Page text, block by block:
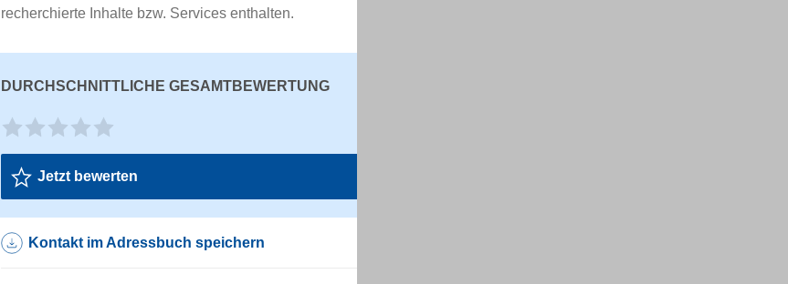
recherchierte Inhalte bzw. Services enthalten.
DURCHSCHNITTLICHE GESAMTBEWERTUNG
Jetzt bewerten
Kontakt im Adressbuch speichern